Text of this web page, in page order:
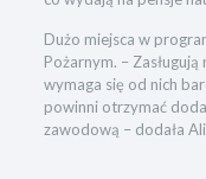
Dużo miejsca w
Pożarnym. –
wymaga się od nich
powinni otrzymać
zawodową – dodała